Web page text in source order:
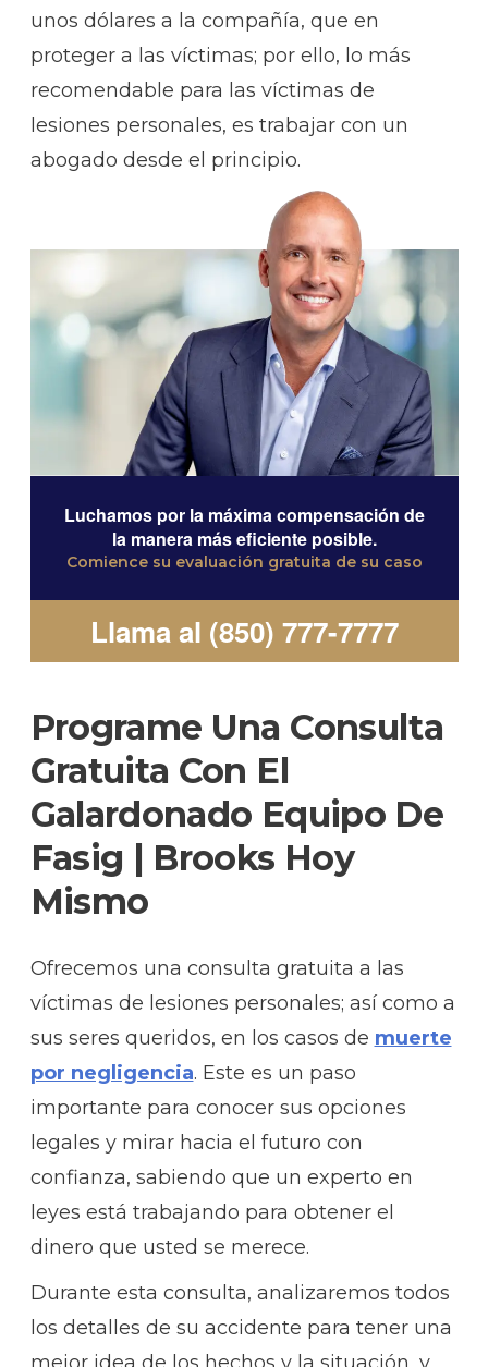
unos dólares a la compañía, que en
proteger a las víctimas; por ello, lo más
recomendable para las víctimas de
lesiones personales, es trabajar con un
abogado desde el principio.
Luchamos por la máxima compensación de
la manera más eficiente posible.
Comience su evaluación gratuita de su caso
Llama al (850) 777-7777
Programe Una Consulta
Gratuita Con El
Galardonado Equipo De
Fasig | Brooks Hoy
Mismo
Ofrecemos una consulta gratuita a las
víctimas de lesiones personales; así como a
sus seres queridos, en los casos de muerte
por negligencia. Este es un paso
importante para conocer sus opciones
legales y mirar hacia el futuro con
confianza, sabiendo que un experto en
leyes está trabajando para obtener el
dinero que usted se merece.
Durante esta consulta, analizaremos todos
los detalles de su accidente para tener una
mejor idea de los hechos y la situación, y